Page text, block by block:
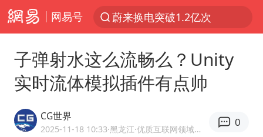
网易号
夜幕落下 运动上场
泰国校园枪击案死亡人数升至7人
子弹射水这么流畅么？Unity
实时流体模拟插件有点帅
CG世界
2025-11-18 10:33·黑龙江 ·优质互联网领域创作者
0